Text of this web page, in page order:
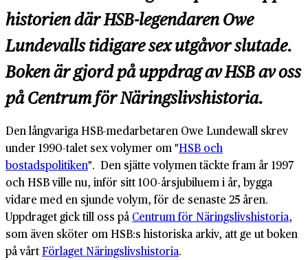
historien där HSB-legendaren Owe
Lundevalls tidigare sex utgåvor slutade.
Boken är gjord på uppdrag av HSB av oss
på Centrum för Näringslivshistoria.
Den långvariga HSB-medarbetaren Owe Lundewall skrev
under 1990-talet sex volymer om "HSB och
bostadspolitiken". Den sjätte volymen täckte fram år 1997
och HSB ville nu, inför sitt 100-årsjubiluem i år, bygga
vidare med en sjunde volym, för de senaste 25 åren.
Uppdraget gick till oss på Centrum för Näringslivshistoria,
som även sköter om HSB:s historiska arkiv, att ge ut boken
på vårtFörlaget Näringslivshistoria.